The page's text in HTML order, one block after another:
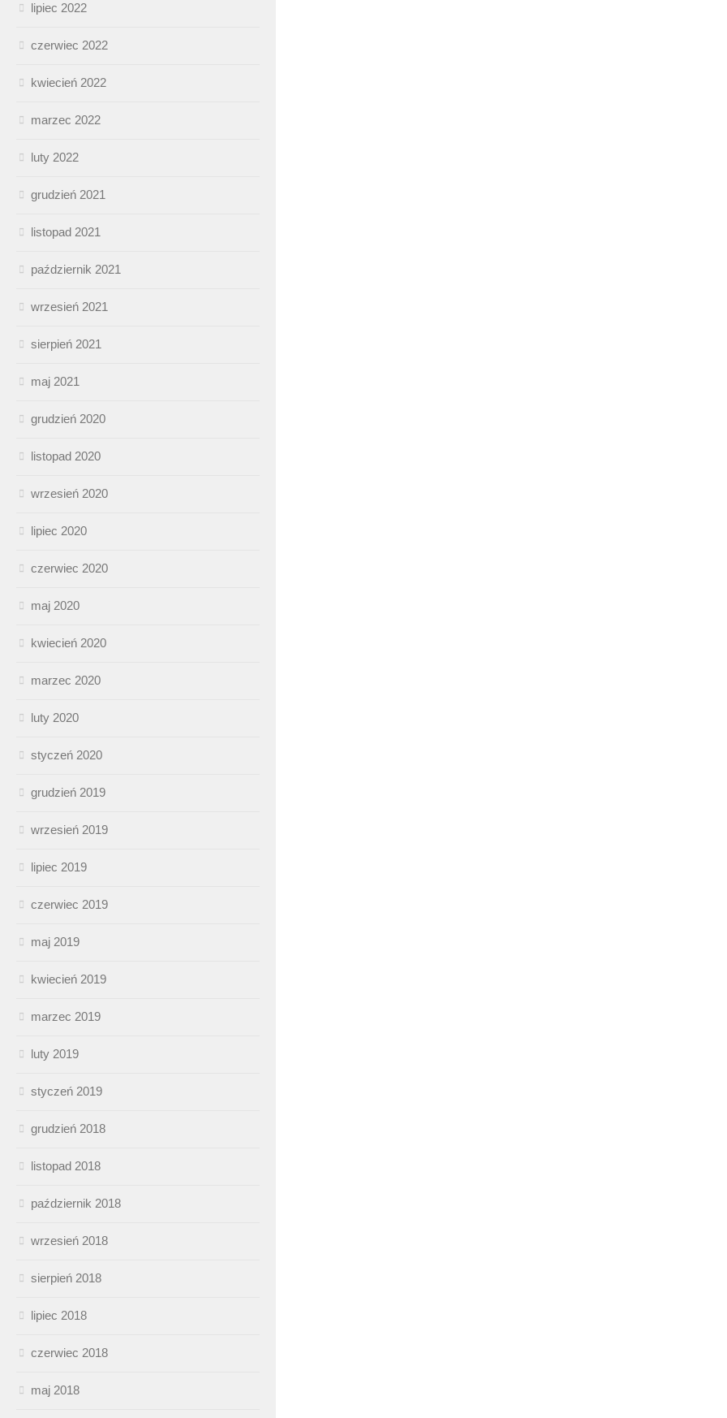
lipiec 2022
czerwiec 2022
kwiecień 2022
marzec 2022
luty 2022
grudzień 2021
listopad 2021
październik 2021
wrzesień 2021
sierpień 2021
maj 2021
grudzień 2020
listopad 2020
wrzesień 2020
lipiec 2020
czerwiec 2020
maj 2020
kwiecień 2020
marzec 2020
luty 2020
styczeń 2020
grudzień 2019
wrzesień 2019
lipiec 2019
czerwiec 2019
maj 2019
kwiecień 2019
marzec 2019
luty 2019
styczeń 2019
grudzień 2018
listopad 2018
październik 2018
wrzesień 2018
sierpień 2018
lipiec 2018
czerwiec 2018
maj 2018